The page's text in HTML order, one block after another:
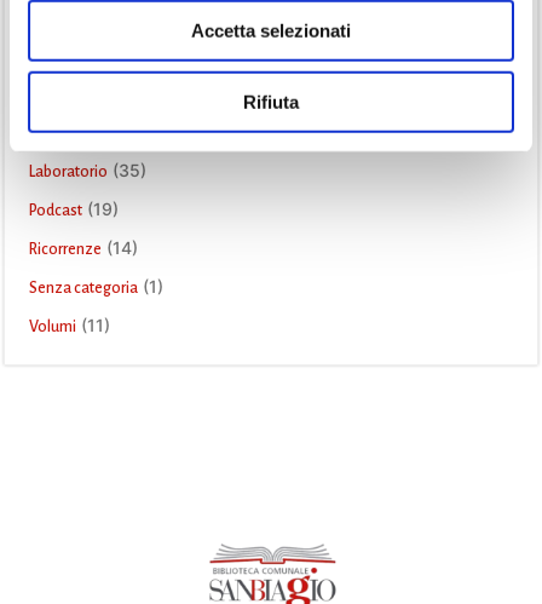
Accetta selezionati
Rifiuta
Eventi(175)
Inclusività(3)
Laboratorio (35)
Podcast (19)
Ricorrenze (14)
Senza categoria (1)
Volumi (11)